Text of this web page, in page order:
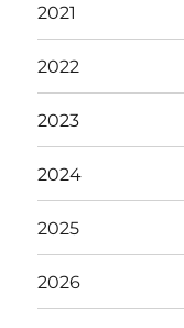
2021
2022
2023
2024
2025
2026